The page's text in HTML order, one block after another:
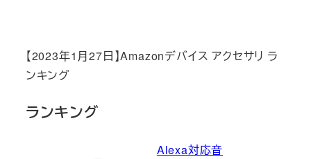
【2023年1月27日】Amazonデバイス アクセサリ ラ
ンキング
ランキング
Alexa対応音